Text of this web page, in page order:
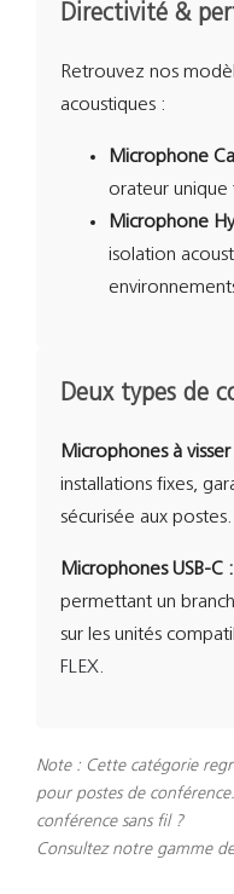
Directivité &
Retrouvez nos
acoustiques :
Microphone
orateur unique
Microphone
isolation
Deux types de
Microphones à visser
installations fixes,
sécurisée aux postes.
Microphones USB-C :
permettant un
sur les unités
FLEX.
Note : Cette catégorie
pour postes de
conférence sans fil ?
Consultez notre gamme